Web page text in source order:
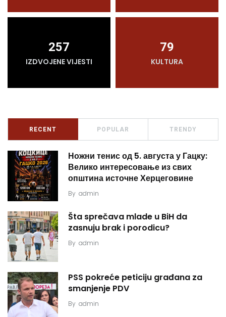
257
IZDVOJENE VIJESTI
79
KULTURA
RECENT POPULAR TRENDY
Ножни тенис од 5. августа у Гацку:
Велико интересовање из свих
општина источне Херцеговине
By admin
Šta sprečava mlade u BiH da
zasnuju brak i porodicu?
By admin
PSS pokreće peticiju građana za
smanjenje PDV
By admin